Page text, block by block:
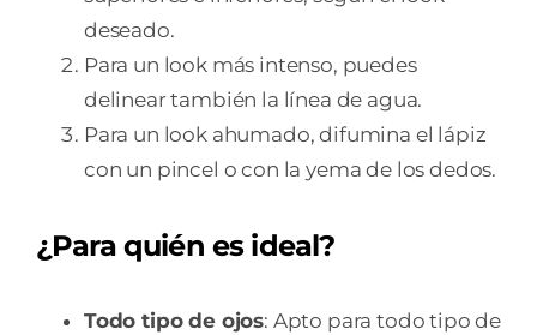
deseado.
Para un look más intenso, puedes
delinear también la línea de agua.
Para un look ahumado, difumina el lápiz
con un pincel o con la yema de los dedos.
¿Para quién es ideal?
Todo tipo de ojos: Apto para todo tipo de